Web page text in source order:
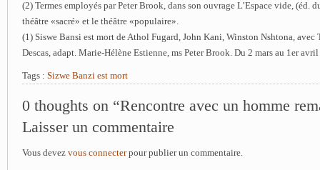
(2) Termes employés par Peter Brook, dans son ouvrage L’Espace vide, (éd.
théâtre «sacré» et le théâtre «populaire».
(1) Siswe Bansi est mort de Athol Fugard, John Kani, Winston Nshtona,
Descas, adapt. Marie-Hélène Estienne, ms Peter Brook. Du 2 mars au 1er
Tags : Sizwe Banzi est mort
0 thoughts on “Rencontre avec un homme
Laisser un commentaire
Vous devez vous connecterpour publier un commentaire.